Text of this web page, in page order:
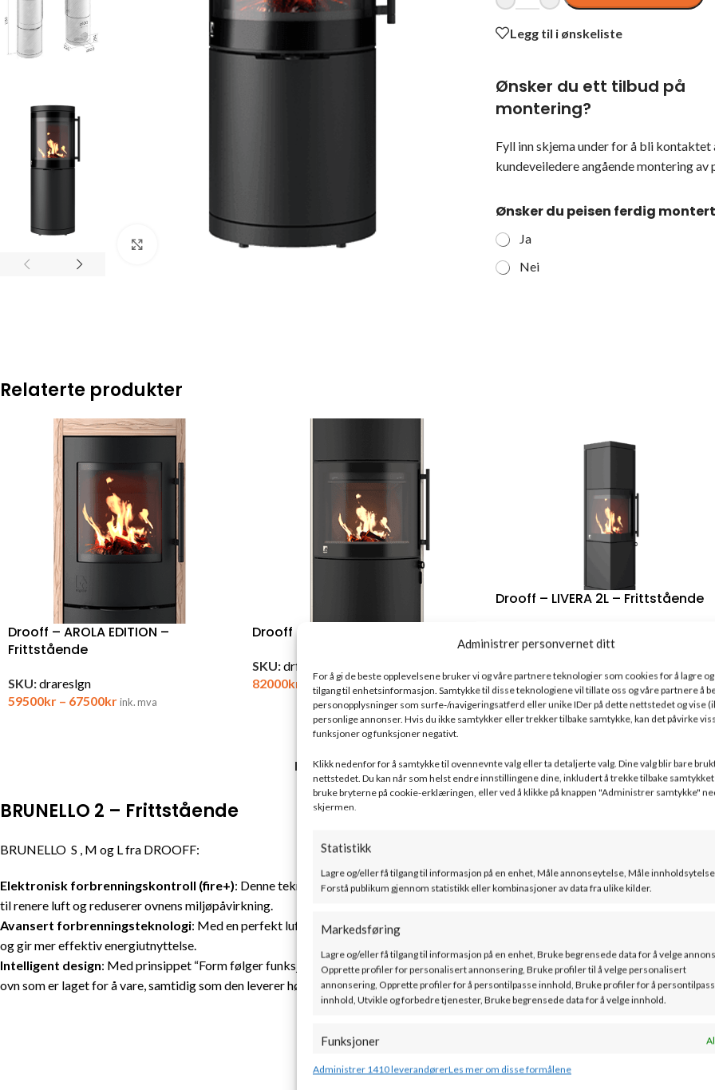
Administrer personvernet ditt
For å gi de beste opplevelsene bruker vi og våre partnere teknologier som cookies for å lagre
tilgang til enhetsinformasjon. Samtykke til disse teknologiene vil tillate oss og våre partnere å
personopplysninger som surfe-/navigeringsatferd eller unike IDer på dette nettstedet og vise
personlige annonser. Hvis du ikke samtykker eller trekker tilbake samtykke, kan det påvirke
funksjoner og funksjoner negativt.
Klikk nedenfor for å samtykke til ovennevnte valg eller ta detaljerte valg. Dine valg blir bare
nettstedet. Du kan når som helst endre innstillingene dine, inkludert å trekke tilbake samtykket
bruke bryterne på cookie-erklæringen, eller ved å klikke på knappen "Administrer samtykke"
skjermen.
Statistikk
Lagre og/eller få tilgang til informasjon på en enhet, Måle annonseytelse, Måle
Forstå publikum gjennom statistikk eller kombinasjoner av data fra ulike kilder.
Markedsføring
Lagre og/eller få tilgang til informasjon på en enhet, Bruke begrensede data for å velge
Opprette profiler for personalisert annonsering, Bruke profiler til å velge personalisert
annonsering, Opprette profiler for å persontilpasse innhold, Bruke profiler for å
innhold, Utvikle og forbedre tjenester, Bruke begrensede data for å velge innhold.
Funksjoner
Matche og kombinere data fra andre datakilder, Koble forskjellige enheter, Identifisere
Administrer 1410 leverandørerLes mer om disse formålene
Click to enlarge
Legg til i ønskeliste
Ønsker du ett tilbud på
montering?
Fyll inn skjema under for å bli kontaktet
kundeveiledere angående montering av
Ønsker du peisen ferdig
Ja
Nei
Relaterte produkter
Drooff – AROLA EDITION –
Frittstående
SKU:drareslgn
59500kr – 67500krink. mva
Drooff – FORANO – Frittstående
SKU:drfoslgs
82000kr ink. mva
Drooff – LIVERA 2L – Frittstående
BESKRIVELSETILLEGGSINFORMASJONDOKUMENTASJONFRAKT
BRUNELLO 2 – Frittstående
BRUNELLO S , M og L fra DROOFF:
Elektronisk forbrenningskontroll (fire+): Denne teknologien sikrer optimal forbrenning hele tiden, automatisk, med utslipp som
til renere luft og reduserer ovnens miljøpåvirkning.
Avansert forbrenningsteknologi: Med en perfekt lufttilførsel gir BRUNELLO S , M og L et vakkert flammemønster og svært
og gir mer effektiv energiutnyttelse.
Intelligent design: Med prinsippet “Form følger funksjon” er BRUNELLO S ,M og L designet uten kompromiss på holdbarhet og
ovn som er laget for å vare, samtidig som den leverer høy ytelse og brukervennlighet.
BRUNELLO M: